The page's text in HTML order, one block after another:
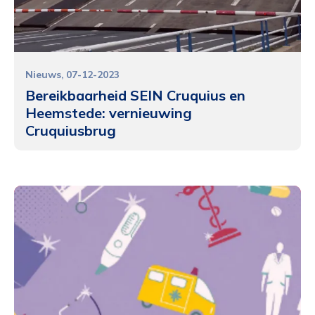
Bereikbaarheid SEIN Cruquius en
Heemstede: vernieuwing
Cruquiusbrug
Nieuws 07-12-2023